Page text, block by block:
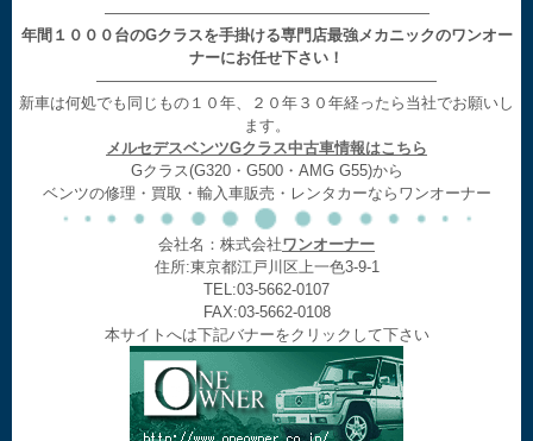
—————————————————————
年間１０００台のGクラスを手掛ける専門店最強メカニックのワンオー
ナーにお任せ下さい！
——————————————————————
新車は何処でも同じもの１０年、２０年３０年経ったら当社でお願いし
ます。
メルセデスベンツGクラス中古車情報はこちら
Gクラス(G320・G500・AMG G55)から
ベンツの修理・買取・輸入車販売・レンタカーならワンオーナー
会社名：株式会社ワンオーナー
住所:東京都江戸川区上一色3-9-1
TEL:03-5662-0107
FAX:03-5662-0108
本サイトへは下記バナーをクリックして下さい